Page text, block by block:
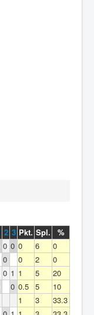
2 3 Pkt. Spl.
%
0 0 0 6
0
0 0 2
0
0 1 1 5
20
0 0.5 5
10
1 3
33.3